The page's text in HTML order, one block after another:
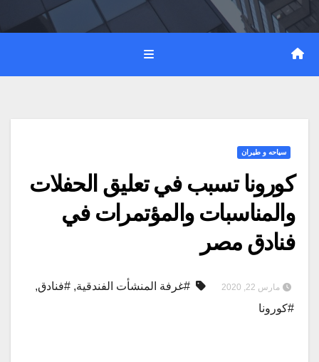
سياحه و طيران
كورونا تسبب في تعليق الحفلات
والمناسبات والمؤتمرات في
فنادق مصر
مارس 22, 2020 #غرفة المنشأت الفندقية, #فنادق,
#كورونا